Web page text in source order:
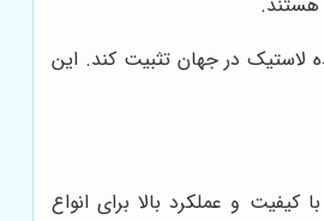
لاستیک در جهان تثبیت کند. این
و عملکرد بالا برای انواع